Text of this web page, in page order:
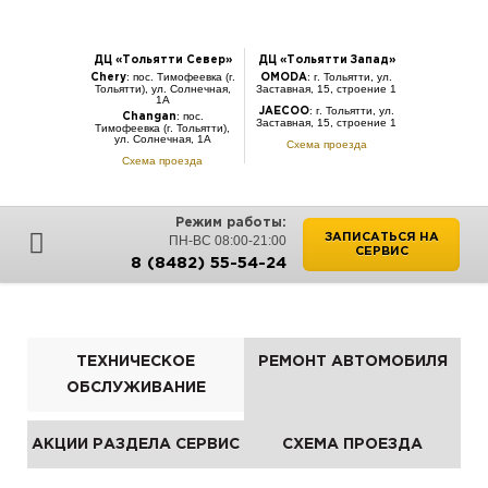
ДЦ «Тольятти Север»
Chery: пос. Тимофеевка (г.
Тольятти), ул. Солнечная,
1А
Changan: пос.
Тимофеевка (г. Тольятти),
ул. Солнечная, 1А
Схема проезда
ДЦ «Тольятти Запад»
OMODA: г. Тольятти, ул.
Заставная, 15, строение 1
JAECOO: г. Тольятти, ул.
Заставная, 15, строение 1
Схема проезда
Режим работы:
ПН-ВС 08:00-21:00
8 (8482) 55-54-24
ЗАПИСАТЬСЯ НА
СЕРВИС
ТЕХНИЧЕСКОЕ
ОБСЛУЖИВАНИЕ
РЕМОНТ АВТОМОБИЛЯ
АКЦИИ РАЗДЕЛА СЕРВИС СХЕМА ПРОЕЗДА